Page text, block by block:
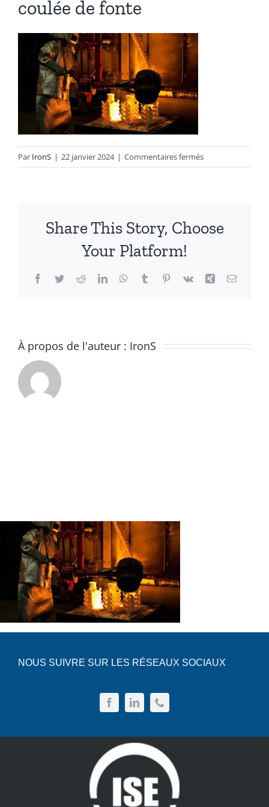
Autres produits
Boulonnerie spéciale
News
Devis
Français
coulée de fonte
Par IronS | 22 janvier 2024 | Commentaires ferméssur
coulée
Share This Story, Choose
Your Platform!
Facebook
TwitterRedditLinkedInWhatsApp
TumblrPinterest
Vk Xing Email
À propos de l'auteur : IronS
NOUS SUIVRE SUR LES RÉSEAUX SOCIAUX